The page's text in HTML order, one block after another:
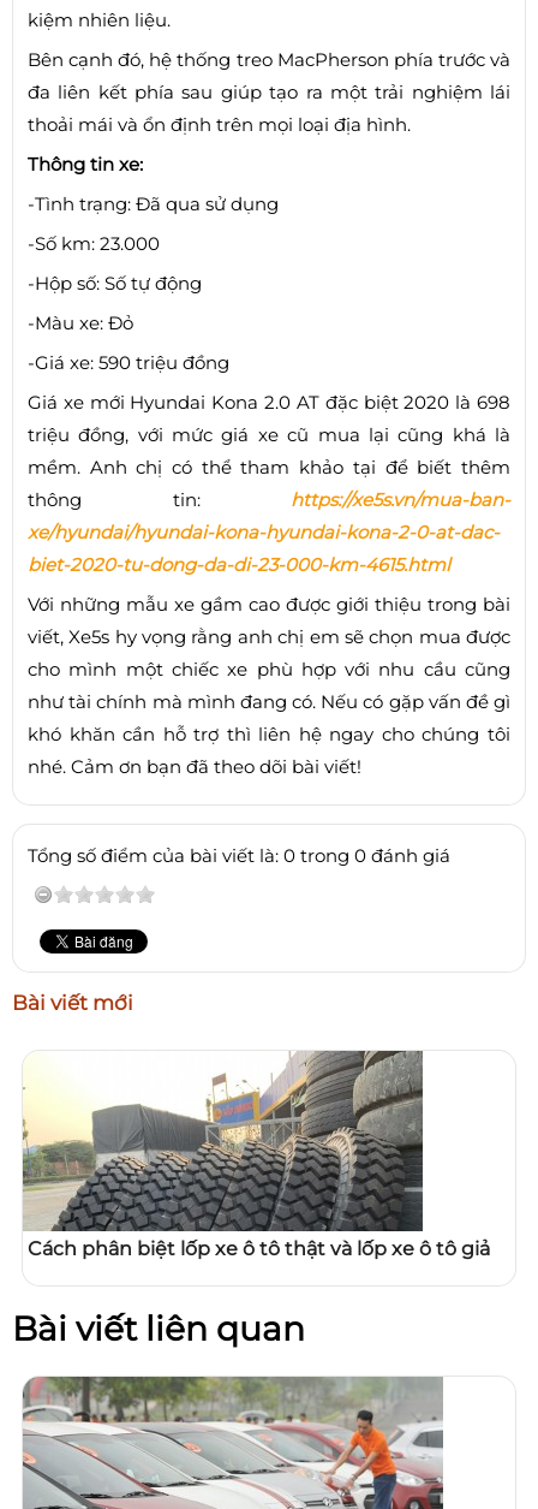
kiệm nhiên liệu.
Bên cạnh đó, hệ thống treo MacPherson phía trước và
đa liên kết phía sau giúp tạo ra một trải nghiệm lái
thoải mái và ổn định trên mọi loại địa hình.
Thông tin xe:
-Tình trạng: Đã qua sử dụng
-Số km: 23.000
-Hộp số: Số tự động
-Màu xe: Đỏ
-Giá xe: 590 triệu đồng
Giá xe mới Hyundai Kona 2.0 AT đặc biệt 2020 là 698
triệu đồng, với mức giá xe cũ mua lại cũng khá là
mềm. Anh chị có thể tham khảo tại để biết thêm
thông tin: https://xe5s.vn/mua-ban-
xe/hyundai/hyundai-kona-hyundai-kona-2-0-at-dac-
biet-2020-tu-dong-da-di-23-000-km-4615.html
Với những mẫu xe gầm cao được giới thiệu trong bài
viết, Xe5s hy vọng rằng anh chị em sẽ chọn mua được
cho mình một chiếc xe phù hợp với nhu cầu cũng
như tài chính mà mình đang có. Nếu có gặp vấn đề gì
khó khăn cần hỗ trợ thì liên hệ ngay cho chúng tôi
nhé. Cảm ơn bạn đã theo dõi bài viết!
Tổng số điểm của bài viết là: 0 trong 0 đánh giá
Bài viết mới
Cách phân biệt lốp xe ô tô thật và lốp xe ô tô giả
Bài viết liên quan